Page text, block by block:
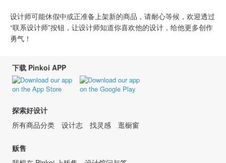
设计师可能休假中或正准备上架新的商品，请耐心等候，欢迎透过
“联系设计师”按钮，让设计师知道你喜欢他的设计，给他更多创作
勇气！
下载 Pinkoi APP
探索好设计
所有商品分类
设计志 找灵感 逛橱窗
贩售